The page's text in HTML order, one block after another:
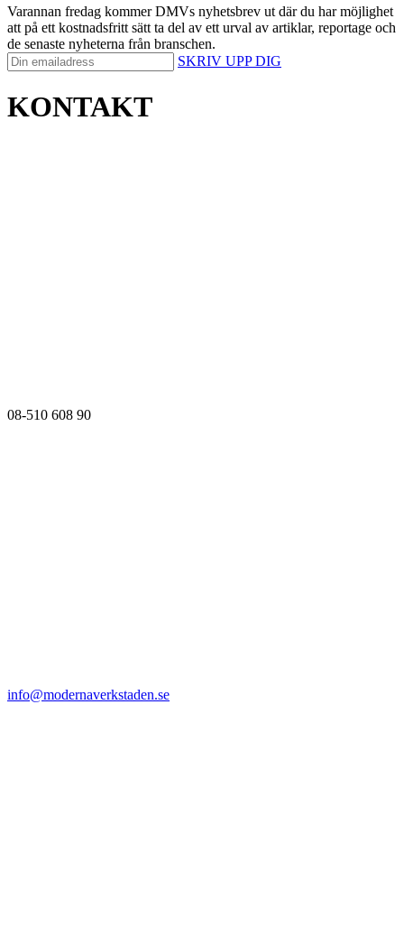
Varannan fredag kommer DMVs nyhetsbrev ut där du har möjlighet
att på ett kostnadsfritt sätt ta del av ett urval av artiklar, reportage och
de senaste nyheterna från branschen.
SKRIV UPP DIG
KONTAKT
08-510 608 90
info@modernaverkstaden.se